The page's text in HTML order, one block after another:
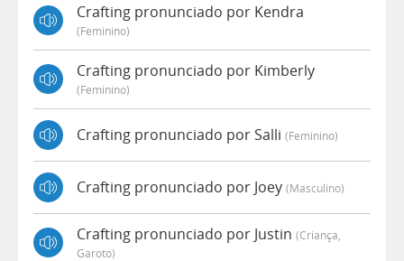
Crafting pronunciado por Kendra
(feminino)
Crafting pronunciado por Kimberly
(feminino)
Crafting pronunciado por Salli (feminino)
Crafting pronunciado por Joey (masculino)
Crafting pronunciado por Justin (criança,
Garoto)